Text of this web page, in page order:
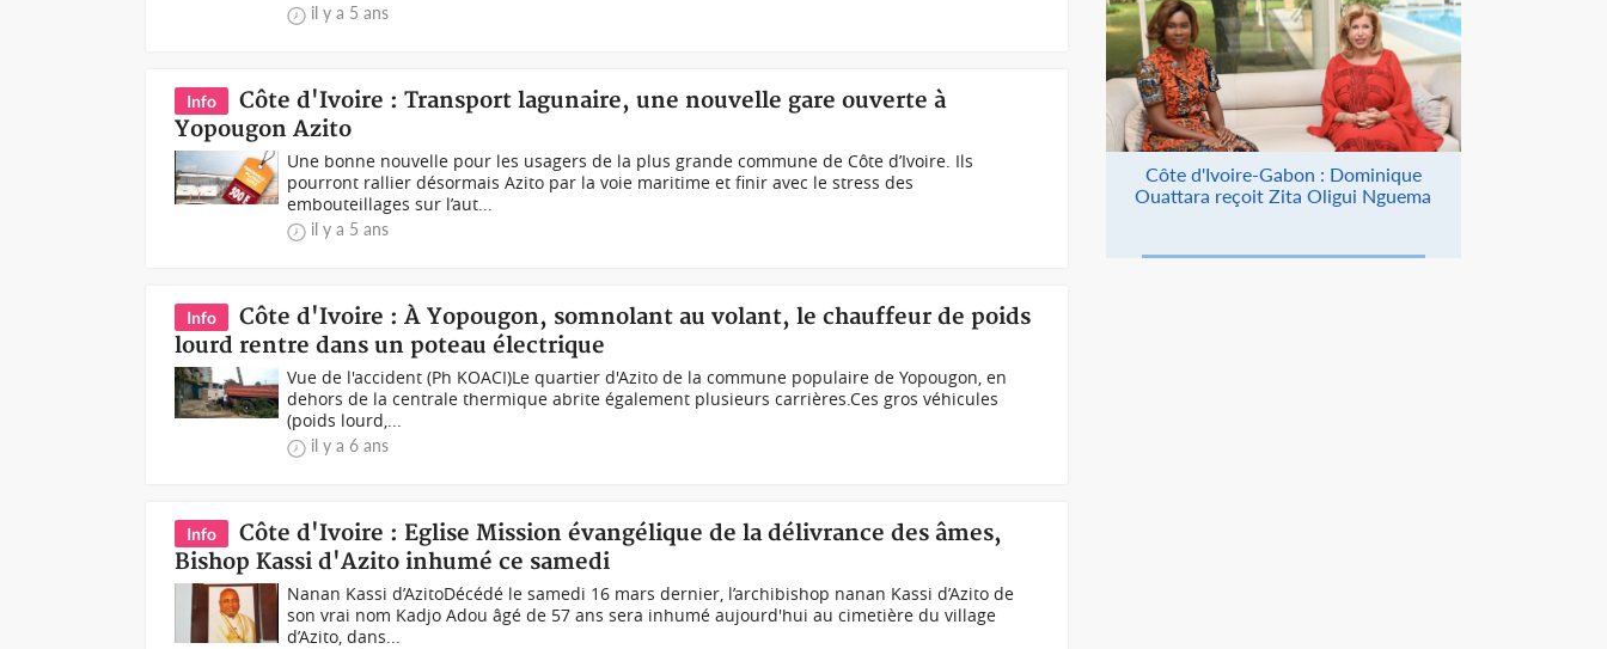
il y a 5 ans
Info
Côte d'Ivoire : Transport lagunaire, une nouvelle gare ouverte à
Yopougon Azito
Une bonne nouvelle pour les usagers de la plus grande commune de Côte d’Ivoire. Ils
pourront rallier désormais Azito par la voie maritime et finir avec le stress des
embouteillages sur l’aut...
il y a 5 ans
Info
Côte d'Ivoire : À Yopougon, somnolant au volant, le chauffeur de poids
lourd rentre dans un poteau électrique
Vue de l'accident (Ph KOACI)Le quartier d'Azito de la commune populaire de Yopougon, en
dehors de la centrale thermique abrite également plusieurs carrières.Ces gros véhicules
(poids lourd,...
il y a 6 ans
Info
Côte d'Ivoire : Eglise Mission évangélique de la délivrance des âmes,
Bishop Kassi d'Azito inhumé ce samedi
Nanan Kassi d’Azito Décédé le samedi 16 mars dernier, l’archibishop nanan Kassi d’Azito de
son vrai nom Kadjo Adou âgé de 57 ans sera inhumé aujourd'hui au cimetière du village
d’Azito, dans...
Côte d'Ivoire-Gabon : Dominique
Ouattara reçoit Zita Oligui Nguema